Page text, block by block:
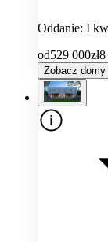
Oddanie: I
od529 000zł8
Zobacz domy